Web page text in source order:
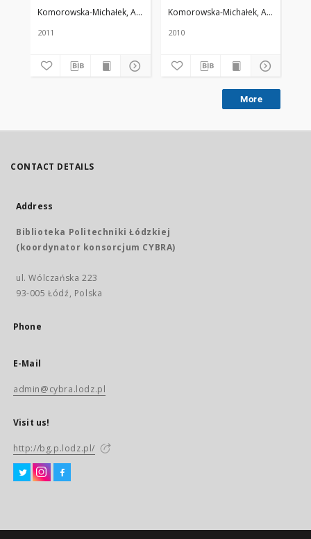
Komorowska-Michałek, Agnieszka Żmuda, Ryszard. Red. nacz.
2011
Komorowska-Michałek, Agnieszka
2010
More
CONTACT DETAILS
Address
Biblioteka Politechniki Łódzkiej
(koordynator konsorcjum CYBRA)
ul. Wólczańska 223
93-005 Łódź, Polska
Phone
E-Mail
admin@cybra.lodz.pl
Visit us!
http://bg.p.lodz.pl/